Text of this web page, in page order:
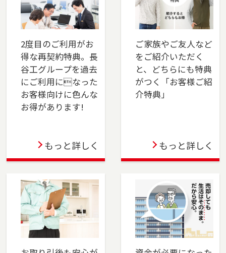
2025-04-01
本社営業センター新宿チームを開設しました。
新宿区でお住まいのご売却、 ご購入をご検討の
方は、是非ご相談ください。 フリーダイアル
（0120-106-875）よりお気軽にどうぞ！
2025-03-31
この度、東戸塚店は3月31日をもって閉店する運
へ・戸塚区、瀬谷区、泉区のお問い合わせは湘
南営業センター（0120-875-051）へご連絡くだ
す。
2024-04-05
千葉店を移転しました。千葉市（中央区・花見
川区・稲毛区・若葉区・緑区・美浜区）、佐倉
市、四街道市でお住まいのご売却、ご購入をご
2度目のご利用がお
得な再契約特典。長
谷工グループを過去
にご利用になった
お客様向けに色んな
お得があります!
もっと詳しく
ご家族やご友人など
をご紹介いただく
と、どちらにも特典
がつく「お客様ご紹
介特典」
もっと詳しく